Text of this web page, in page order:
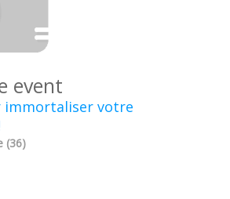
event
immortaliser votre
(36)